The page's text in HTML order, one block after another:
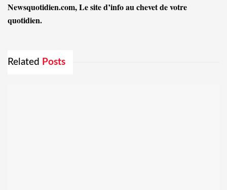
Newsquotidien.com, Le site d’info au chevet de votre
quotidien.
Related Posts